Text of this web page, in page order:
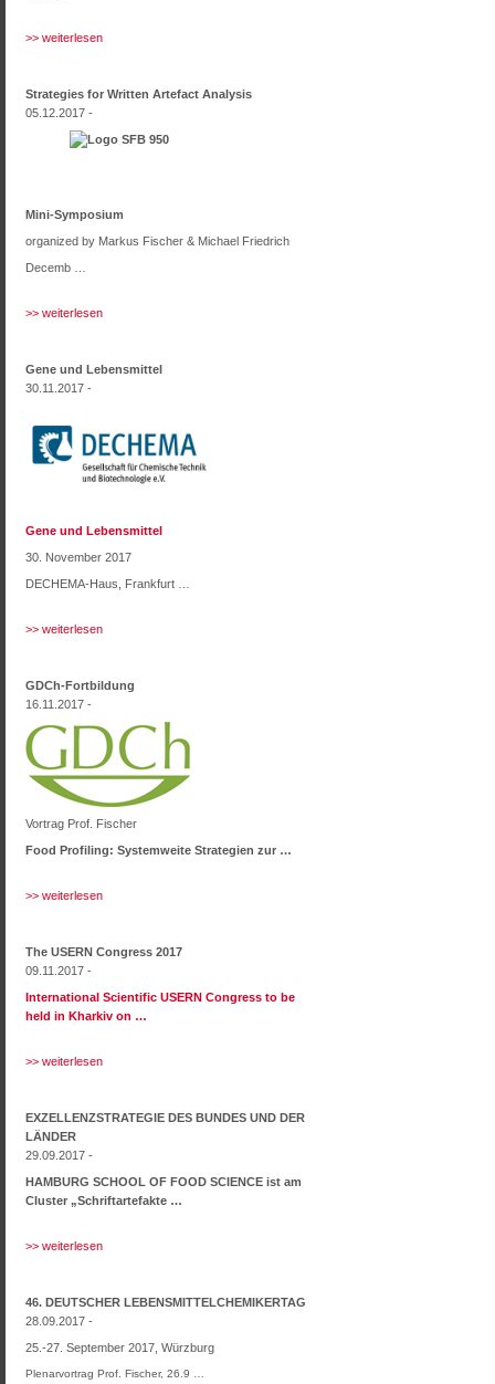
>> weiterlesen
Strategies for Written Artefact Analysis
05.12.2017 -
Mini-Symposium
organized by Markus Fischer & Michael Friedrich
Decemb …
>> weiterlesen
Gene und Lebensmittel
30.11.2017 -
Gene und Lebensmittel
30. November 2017
DECHEMA-Haus, Frankfurt …
>> weiterlesen
GDCh-Fortbildung
16.11.2017 -
Vortrag Prof. Fischer
Food Profiling: Systemweite Strategien zur …
>> weiterlesen
The USERN Congress 2017
09.11.2017 -
International Scientific USERN Congress to be
held in Kharkiv on …
>> weiterlesen
EXZELLENZSTRATEGIE DES BUNDES UND DER
LÄNDER
29.09.2017 -
HAMBURG SCHOOL OF FOOD SCIENCE ist am
Cluster „Schriftartefakte …
>> weiterlesen
46. DEUTSCHER LEBENSMITTELCHEMIKERTAG
28.09.2017 -
25.-27. September 2017, Würzburg
Plenarvortrag Prof. Fischer, 26.9 …